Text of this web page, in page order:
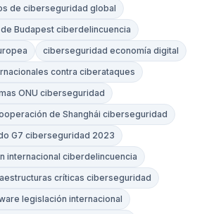
de ciberseguridad global
Budapest ciberdelincuencia
ciberseguridad economía digital
contra ciberataques
ONU ciberseguridad
de Shanghái ciberseguridad
G7 ciberseguridad 2023
internacional ciberdelincuencia
críticas ciberseguridad
legislación internacional